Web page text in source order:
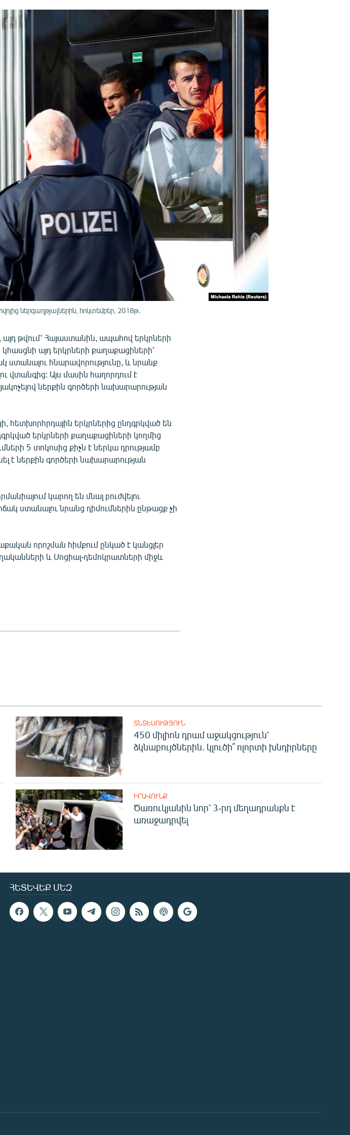
ներգաղթյալներին, հոկտեմբեր, 2018թ․
թվում՝ Հայաստանին, ապահով երկրների
կհասցնի այդ երկրների քաղաքացիների՝
հնարավորությունը, և նրանք
վտանգից: Այս մասին հաղորդում է
ներքին գործերի նախարարության
հետխորհրդային երկրներից ընդգրկված են
երկրների քաղաքացիների կողմից
5 տոկոսից քիչն է ներկա դրությամբ
է ներքին գործերի նախարարության
կարող են մնալ բուժվելու
ստանալու նրանց դիմումներին ընթացք չի
որոշման հիմքում ընկած է կանցլեր
և Սոցիալ-դեմոկրատների միջև
ՏՆՏԵՍՈՒԹՅՈՒՆ
450 միլիոն դրամ աջակցություն՝
ձկնաբույծներին. կլուծի՞ ոլորտի խնդիրները
ԻՐԱՎՈՒՆՔ
Ծառուկյանին նոր՝ 3-րդ մեղադրանքն է
առաջադրվել
ՀԵՏԵՎԵՔ ՄԵԶ